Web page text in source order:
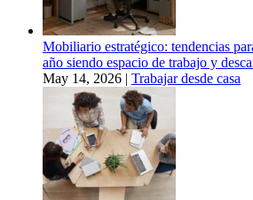
Mobiliario estratégico: tendencias
año siendo espacio de trabajo y
May 14, 2026
Trabajar desde casa